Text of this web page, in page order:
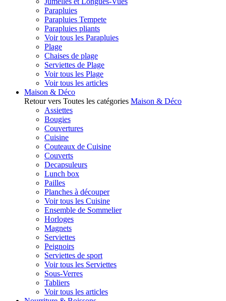
Parapluies
Parapluies Tempete
Parapluies pliants
Voir tous les Parapluies
Plage
Chaises de plage
Serviettes de Plage
Voir tous les Plage
Voir tous les articles
Maison & Déco
Retour vers Toutes les catégories Maison & Déco
Assiettes
Bougies
Couvertures
Cuisine
Couteaux de Cuisine
Couverts
Decapsuleurs
Lunch box
Pailles
Planches à découper
Voir tous les Cuisine
Ensemble de Sommelier
Horloges
Magnets
Serviettes
Peignoirs
Serviettes de sport
Voir tous les Serviettes
Sous-Verres
Tabliers
Voir tous les articles